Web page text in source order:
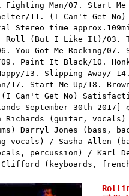
Fighting Man/07. Start Me
11. (I Can't Get No)
Stereo time
(But I Like It)/03.
You Got Me Rocking/
09. Paint It Black/10.
13. Slipping Away/
17. Start Me Up/18.
(I Can't Get No)
September 30th
Richards (guitar,
Darryl Jones (bass,
vocals) / Sasha Allen
percussion) / Karl
(keyboards,